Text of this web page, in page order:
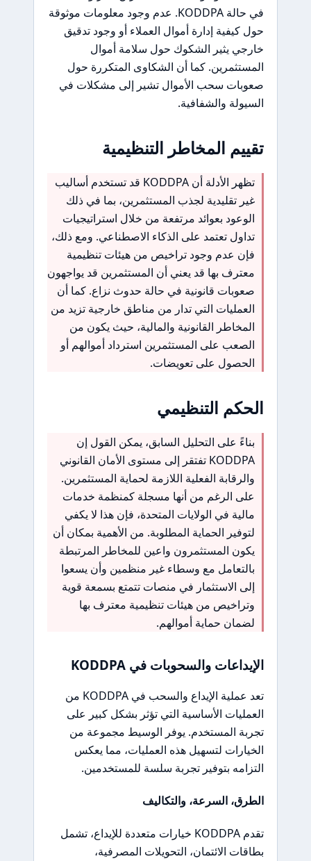
في حالة KODDPA. عدم وجود معلومات موثوقة
حول كيفية إدارة أموال العملاء أو وجود تدقيق
خارجي يثير الشكوك حول سلامة أموال
المستثمرين. كما أن الشكاوى المتكررة حول
صعوبات سحب الأموال تشير إلى مشكلات في
السيولة والشفافية.
تقييم المخاطر التنظيمية
تظهر الأدلة أن KODDPA قد تستخدم أساليب
غير تقليدية لجذب المستثمرين، بما في ذلك
الوعود بعوائد مرتفعة من خلال استراتيجيات
تداول تعتمد على الذكاء الاصطناعي. ومع ذلك،
فإن عدم وجود تراخيص من هيئات تنظيمية
معترف بها قد يعني أن المستثمرين قد يواجهون
صعوبات قانونية في حالة حدوث نزاع. كما أن
العمليات التي تدار من مناطق خارجية تزيد من
المخاطر القانونية والمالية، حيث يكون من
الصعب على المستثمرين استرداد أموالهم أو
الحصول على تعويضات.
الحكم التنظيمي
بناءً على التحليل السابق، يمكن القول إن
KODDPA تفتقر إلى مستوى الأمان القانوني
والرقابة الفعلية اللازمة لحماية المستثمرين.
على الرغم من أنها مسجلة كمنظمة خدمات
مالية في الولايات المتحدة، فإن هذا لا يكفي
لتوفير الحماية المطلوبة. من الأهمية بمكان أن
يكون المستثمرون واعين للمخاطر المرتبطة
بالتعامل مع وسطاء غير منظمين وأن يسعوا
إلى الاستثمار في منصات تتمتع بسمعة قوية
وتراخيص من هيئات تنظيمية معترف بها
لضمان حماية أموالهم.
الإيداعات والسحوبات في KODDPA
تعد عملية الإيداع والسحب في KODDPA من
العمليات الأساسية التي تؤثر بشكل كبير على
تجربة المستخدم. يوفر الوسيط مجموعة من
الخيارات لتسهيل هذه العمليات، مما يعكس
التزامه بتوفير تجربة سلسة للمستخدمين.
الطرق، السرعة، والتكاليف
تقدم KODDPA خيارات متعددة للإيداع، تشمل
بطاقات الائتمان، التحويلات المصرفية،